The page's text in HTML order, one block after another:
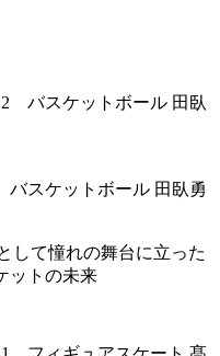
スケットボール 田臥勇
して憧れの舞台に立った
ットの未来